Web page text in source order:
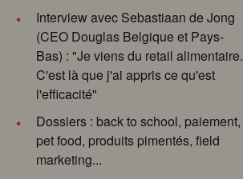
Interview avec Sebastiaan de Jong
(CEO Douglas Belgique et Pays-
Bas) : "Je viens du retail alimentaire.
C'est là que j'ai appris ce qu'est
l'efficacité"
Dossiers : back to school, paiement,
pet food, produits pimentés, field
marketing...